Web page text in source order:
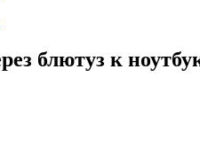
блютуз к